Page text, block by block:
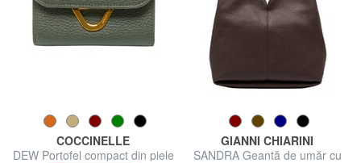
COCCINELLE
DEW Portofel compact din piele
GIANNI CHIARINI
SANDRA Geantă de umăr cu